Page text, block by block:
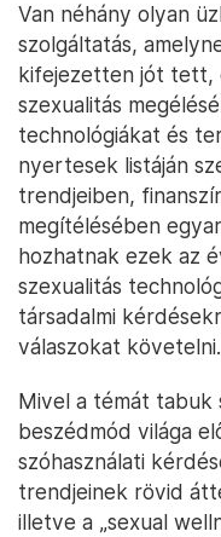
Van néhány olyan
szolgáltatás,
kifejezetten jót tett,
szexualitás
technológiákat és
nyertesek listáján
trendjeiben,
megítélésében
hozhatnak ezek az
szexualitás
társadalmi
válaszokat követelni.
Mivel a témát tabuk
beszédmód világa
szóhasználati
trendjeinek rövid
illetve a „sexual